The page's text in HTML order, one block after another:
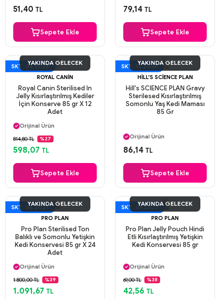
Güvenli Ödeme
51,40 TL
Sepete Ekle
Güvenli Ödeme
79,14 TL
Sepete Ekle
SKT: 04.2028
YAKINDA GELECEK
ROYAL CANIN
Royal Canin Sterilised In
Jelly Kısırlaştırılmış Kediler
İçin Konserve 85 gr X 12
Adet
Aynı Gün Kargo
Orijinal Ürün
Güvenli Ödeme
Aynı Gün Kargo
814,80 TL %27
598,07 TL
Sepete Ekle
SKT: 12.2026
YAKINDA GELECEK
HILL'S SCIENCE PLAN
Hill's SCIENCE PLAN Gravy
Sterilesed Kısırlaştırılmış
Somonlu Yaş Kedi Maması
85 Gr
Orijinal Ürün
Güvenli Ödeme
86,14 TL
Sepete Ekle
SKT: 06.2027
YAKINDA GELECEK
PRO PLAN
Pro Plan Sterilised Ton
Balıklı ve Somonlu Yetişkin
Kedi Konservesi 85 gr X 24
Adet
Aynı Gün Kargo
Orijinal Ürün
Güvenli Ödeme
Aynı Gün Kargo
1.800,00 TL %39
1.091,67 TL
SKT: 09.2027
YAKINDA GELECEK
PRO PLAN
Pro Plan Jelly Pouch Hindi
Etli Kısırlaştırılmış Yetişkin
Kedi Konservesi 85 gr
Orijinal Ürün
Güvenli Ödeme
Aynı Gün Kargo
69,00 TL %38
42,56 TL